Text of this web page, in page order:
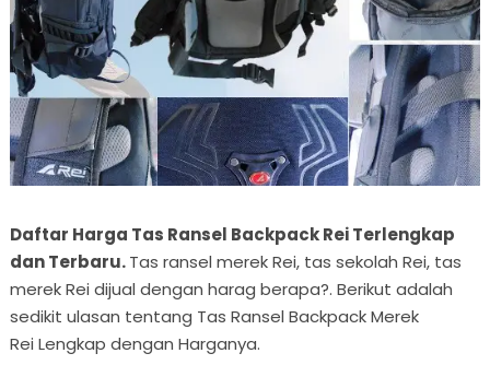
Daftar Harga Tas Ransel Backpack Rei Terlengkap
dan Terbaru.Tas ransel merek Rei, tas sekolah Rei, tas
merek Rei dijual dengan harag berapa?. Berikut adalah
sedikit ulasan tentang Tas Ransel Backpack Merek
Rei Lengkap dengan Harganya.